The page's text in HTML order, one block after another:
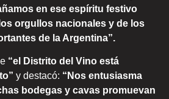
en ese espíritu festivo
orgullos nacionales y de los
de la Argentina”.
“el Distrito del Vino está
y destacó: “Nos entusiasma
bodegas y cavas promuevan